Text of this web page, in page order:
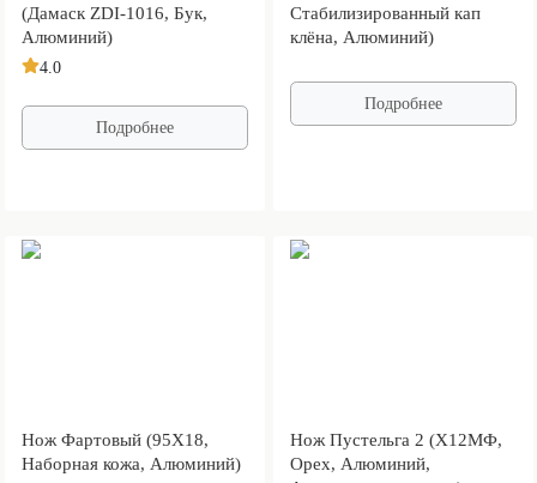
(Дамаск ZDI-1016, Бук,
Алюминий)
4.0
Подробнее
Стабилизированный кап
клёна, Алюминий)
Подробнее
Нож Фартовый (95Х18,
Наборная кожа, Алюминий)
Нож Пустельга 2 (Х12МФ,
Орех, Алюминий,